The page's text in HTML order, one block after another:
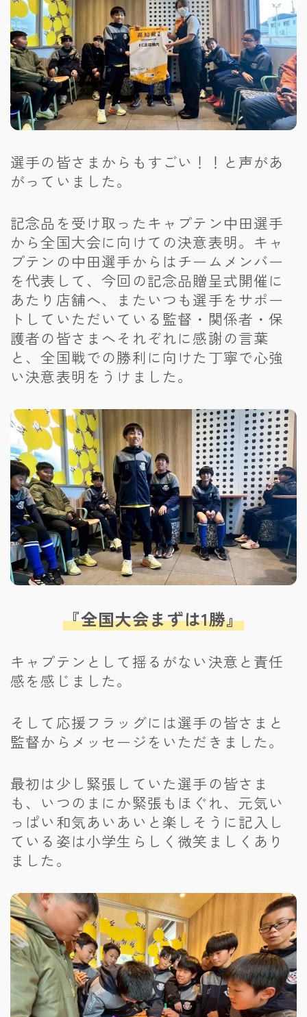
選手の皆さまからもすごい！！と声があ
がっていました。
記念品を受け取ったキャプテン中田選手
から全国大会に向けての決意表明。キャ
プテンの中田選手からはチームメンバー
を代表して、今回の記念品贈呈式開催に
あたり店舗へ、またいつも選手をサポー
トしていただいている監督・関係者・保
護者の皆さまへそれぞれに感謝の言葉
と、全国戦での勝利に向けた丁寧で心強
い決意表明をうけました。
『全国大会まずは1勝』
キャプテンとして揺るがない決意と責任
感を感じました。
そして応援フラッグには選手の皆さまと
監督からメッセージをいただきました。
最初は少し緊張していた選手の皆さま
も、いつのまにか緊張もほぐれ、元気い
っぱい和気あいあいと楽しそうに記入し
ている姿は小学生らしく微笑ましくあり
ました。